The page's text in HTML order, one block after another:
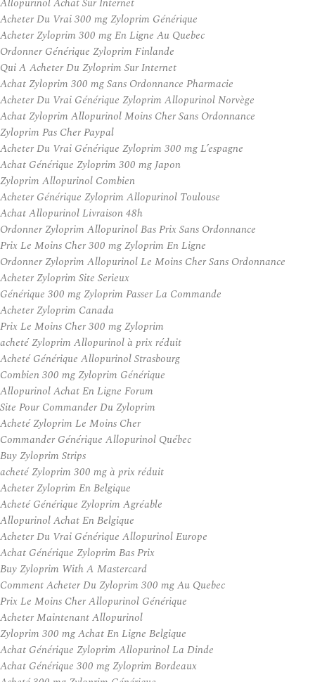
Acheter Du Vrai 300 mg Zyloprim Générique
Acheter Zyloprim 300 mg En Ligne Au Quebec
Ordonner Générique Zyloprim Finlande
Qui A Acheter Du Zyloprim Sur Internet
Achat Zyloprim 300 mg Sans Ordonnance Pharmacie
Acheter Du Vrai Générique Zyloprim Allopurinol Norvège
Achat Zyloprim Allopurinol Moins Cher Sans Ordonnance
Zyloprim Pas Cher Paypal
Acheter Du Vrai Générique Zyloprim 300 mg L’espagne
Achat Générique Zyloprim 300 mg Japon
Zyloprim Allopurinol Combien
Acheter Générique Zyloprim Allopurinol Toulouse
Achat Allopurinol Livraison 48h
Ordonner Zyloprim Allopurinol Bas Prix Sans Ordonnance
Prix Le Moins Cher 300 mg Zyloprim En Ligne
Ordonner Zyloprim Allopurinol Le Moins Cher Sans Ordonnance
Acheter Zyloprim Site Serieux
Générique 300 mg Zyloprim Passer La Commande
Acheter Zyloprim Canada
Prix Le Moins Cher 300 mg Zyloprim
acheté Zyloprim Allopurinol à prix réduit
Acheté Générique Allopurinol Strasbourg
Combien 300 mg Zyloprim Générique
Allopurinol Achat En Ligne Forum
Site Pour Commander Du Zyloprim
Acheté Zyloprim Le Moins Cher
Commander Générique Allopurinol Québec
Buy Zyloprim Strips
acheté Zyloprim 300 mg à prix réduit
Acheter Zyloprim En Belgique
Acheté Générique Zyloprim Agréable
Allopurinol Achat En Belgique
Acheter Du Vrai Générique Allopurinol Europe
Achat Générique Zyloprim Bas Prix
Buy Zyloprim With A Mastercard
Comment Acheter Du Zyloprim 300 mg Au Quebec
Prix Le Moins Cher Allopurinol Générique
Acheter Maintenant Allopurinol
Zyloprim 300 mg Achat En Ligne Belgique
Achat Générique Zyloprim Allopurinol La Dinde
Achat Générique 300 mg Zyloprim Bordeaux